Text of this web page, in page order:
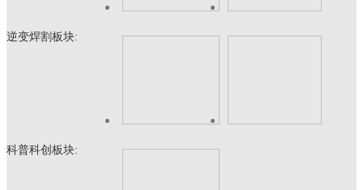
逆变焊割板块:
科普科创板块: